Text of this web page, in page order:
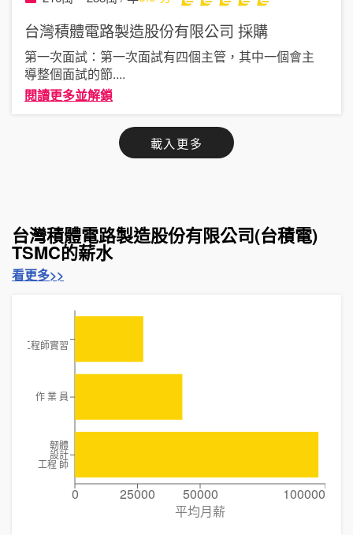
台灣積體電路製造股份有限公司 採購
第一次面試：第一次面試有四個主管，其中一個會主
導整個面試的節....
閱讀更多並解鎖
載入更多
台灣積體電路製造股份有限公司(台積電)
TSMC的薪水
看更多>>
0 25000 50000
100000
平均月薪
軟體工程師實習
作 業 員
韌體
設計
工程 師